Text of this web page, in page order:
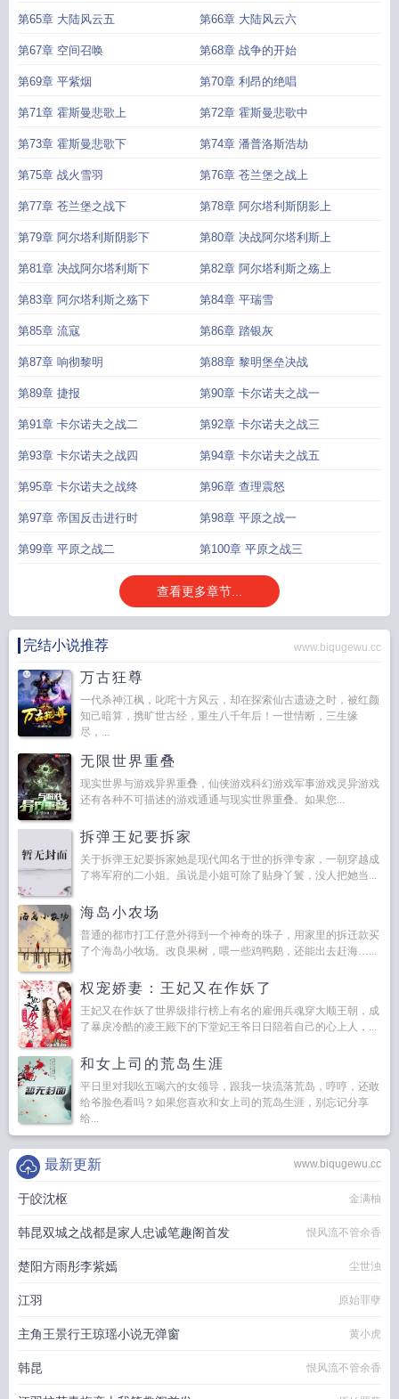
第65章 大陆风云五 第66章 大陆风云六
第67章 空间召唤 第68章 战争的开始
第69章 平紫烟 第70章 利昂的绝唱
第71章 霍斯曼悲歌上 第72章 霍斯曼悲歌中
第73章 霍斯曼悲歌下 第74章 潘普洛斯浩劫
第75章 战火雪羽 第76章 苍兰堡之战上
第77章 苍兰堡之战下 第78章 阿尔塔利斯阴影上
第79章 阿尔塔利斯阴影下 第80章 决战阿尔塔利斯上
第81章 决战阿尔塔利斯下 第82章 阿尔塔利斯之殇上
第83章 阿尔塔利斯之殇下 第84章 平瑞雪
第85章 流寇 第86章 踏银灰
第87章 响彻黎明 第88章 黎明堡垒决战
第89章 捷报 第90章 卡尔诺夫之战一
第91章 卡尔诺夫之战二 第92章 卡尔诺夫之战三
第93章 卡尔诺夫之战四 第94章 卡尔诺夫之战五
第95章 卡尔诺夫之战终 第96章 查理震怒
第97章 帝国反击进行时 第98章 平原之战一
第99章 平原之战二 第100章 平原之战三
查看更多章节...
完结小说推荐 www.biqugewu.cc
万古狂尊
一代杀神江枫，叱咤十方风云，却在探索仙古遗迹之时，被红颜
知己暗算，携旷世古经，重生八千年后！一世情断，三生缘
尽，...
无限世界重叠
现实世界与游戏异界重叠，仙侠游戏科幻游戏军事游戏灵异游戏
还有各种不可描述的游戏通通与现实世界重叠。如果您...
拆弹王妃要拆家
关于拆弹王妃要拆家她是现代闻名于世的拆弹专家，一朝穿越成
了将军府的二小姐。虽说是小姐可除了贴身丫鬟，没人把她当...
海岛小农场
普通的都市打工仔意外得到一个神奇的珠子，用家里的拆迁款买
了个海岛小牧场。改良果树，喂一些鸡鸭鹅，还能出去赶海…...
权宠娇妻：王妃又在作妖了
王妃又在作妖了世界级排行榜上有名的雇佣兵魂穿大顺王朝，成
了暴戾冷酷的凌王殿下的下堂妃王爷日日陪着自己的心上人，...
和女上司的荒岛生涯
平日里对我吆五喝六的女领导，跟我一块流落荒岛，哼哼，还敢
给爷脸色看吗？如果您喜欢和女上司的荒岛生涯，别忘记分享
给...
www.biqugewu.cc
最新更新
于皎沈枢 金满柚
韩昆双城之战都是家人忠诚笔趣阁首发 恨风流不管余香
楚阳方雨彤李紫嫣 尘世浊
江羽 原始罪孽
主角王景行王琼瑶小说无弹窗 黄小虎
韩昆 恨风流不管余香